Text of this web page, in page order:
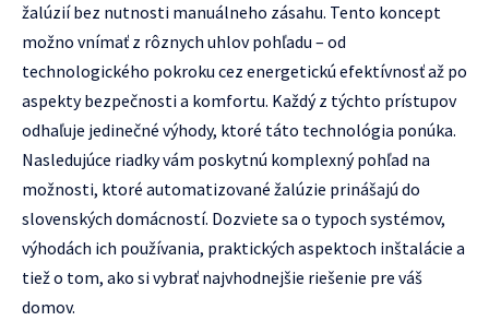
žalúzií bez nutnosti manuálneho zásahu. Tento koncept
možno vnímať z rôznych uhlov pohľadu – od
technologického pokroku cez energetickú efektívnosť až po
aspekty bezpečnosti a komfortu. Každý z týchto prístupov
odhaľuje jedinečné výhody, ktoré táto technológia ponúka.
Nasledujúce riadky vám poskytnú komplexný pohľad na
možnosti, ktoré automatizované žalúzie prinášajú do
slovenských domácností. Dozviete sa o typoch systémov,
výhodách ich používania, praktických aspektoch inštalácie a
tiež o tom, ako si vybrať najvhodnejšie riešenie pre váš
domov.